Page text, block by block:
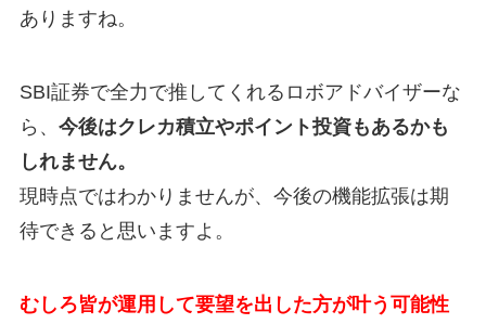
ありますね。
SBI証券で全力で推してくれるロボアドバイザーな
ら、 今後はクレカ積立やポイント投資もあるかも
しれません。
現時点ではわかりませんが、今後の機能拡張は期
待できると思いますよ。
むしろ皆が運用して要望を出した方が叶う可能性